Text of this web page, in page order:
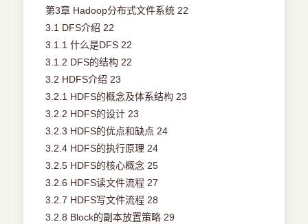
第3章 Hadoop分布式文件系统 22
3.1 DFS介绍 22
3.1.1 什么是DFS 22
3.1.2 DFS的结构 22
3.2 HDFS介绍 23
3.2.1 HDFS的概念及体系结构 23
3.2.2 HDFS的设计 23
3.2.3 HDFS的优点和缺点 24
3.2.4 HDFS的执行原理 24
3.2.5 HDFS的核心概念 25
3.2.6 HDFS读文件流程 27
3.2.7 HDFS写文件流程 28
3.2.8 Block的副本放置策略 29